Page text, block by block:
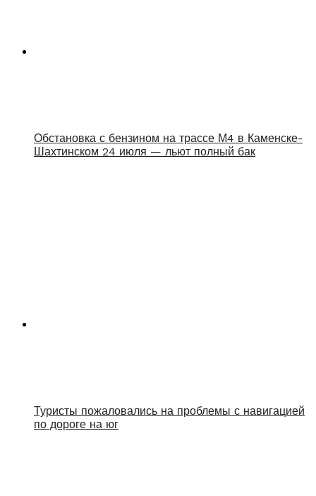
Обстановка с бензином на трассе М4 в Каменске-
Шахтинском 24 июля — льют полный бак
Туристы пожаловались на проблемы с навигацией
по дороге на юг